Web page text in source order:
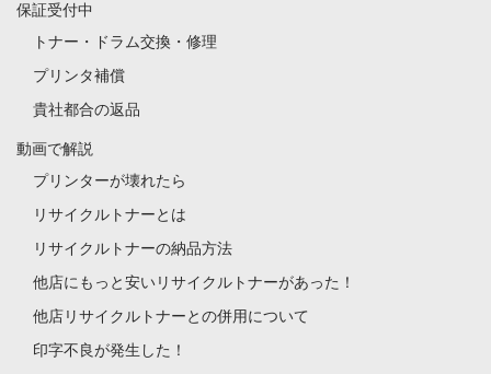
保証受付中
トナー・ドラム交換・修理
プリンタ補償
貴社都合の返品
動画で解説
プリンターが壊れたら
リサイクルトナーとは
リサイクルトナーの納品方法
他店にもっと安いリサイクルトナーがあった！
他店リサイクルトナーとの併用について
印字不良が発生した！